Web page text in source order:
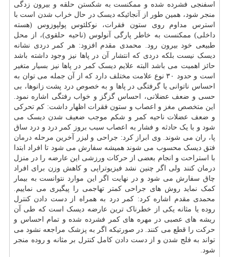
اسفنجی فشرده شده و ممکنست به شکستن حلقه و بیرون زدگی
منجر شود، همین طور از آنجائیکه دیسک در حال خراب شدن است با
استرس مداوم روی ستون فقرات، نوکلئوس پولپوزوس (هسته
داخلی) ممکنست به خاطر پارگی آنولوس (ناحیه حلقوی)، از محل
طبیعی خود بیرون رود. محمدی مقدم افزود: هر کمر دردی نشانه
دیسک نیست بلکه دردی که انتشار آن در پاها نیز وجود داشته باشد
حائز اهمیت می باشد البته علایم دیسک کمر در پاها نیز بسیار متغیر
است و حدود ۳۰ نوع علامت مختلف دارد که از آن جمله می توان به
احساس ناتوانی یا گرفتگی در پاها و به خصوص درد پشت زانوها، بی
حسی و ضعف عضلانی، احساس گزگز و خواب رفتگی اشاره نمود.
این متخصص مغز و اعصاب و ستون فقرات اظهار داشت: کم تحرکی
و ضعف عضلات ناحیه کمر و شکم موجب ضعیف شدن دیسک می
شود و با یک حادثه و فشار به اعصاب سبب بروز کمر درد و درد ساق
پا، ران می شوند. وی ابراز کرد: جراحی و لیزر آخرین مرحله درمان
فتق دیسک محسوب می شوند همیشه سفارش می شود تا افراد ابتدا
با استراحت و انجام بعضی از حرکات ورزشی این عارضه را در منزل
درمان کنند ولی اگر چنین نشد فیزیوتراپی و کاهش وزن برای افراد
چاق سفارش می شود و در نهایت اگر این موارد نتوانست به بیمار
کمک نماید روش های جراحی کمتر تهاجمی را پیگیری می نماییم.
محمدی مقدم اشاره کرد: کمر درد به همراه از دست دادن کنترل
روده یا مثانه یکی از خطرناک ترین عارضه دیسک است که طی آن
ریشه های عصبی در مهره های کمر فشرده شده و تمام احساس و
حرکت را قطع می کنند. در صورتیکه اگر به پزشک مراجعه نشود می
تواند به فلج شدن و از دست دادن کامل کنترل بر مثانه و روده منجر
شود.